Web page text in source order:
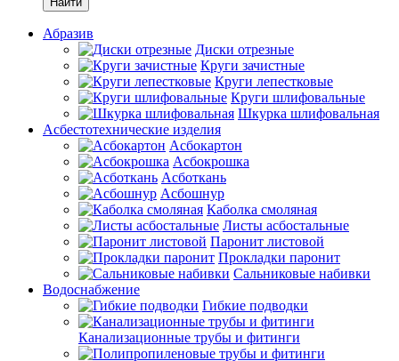
Абразив
Диски отрезные
Круги зачистные
Круги лепестковые
Круги шлифовальные
Шкурка шлифовальная
Асбестотехнические изделия
Асбокартон
Асбокрошка
Асботкань
Асбошнур
Каболка смоляная
Листы асбостальные
Паронит листовой
Прокладки паронит
Сальниковые набивки
Водоснабжение
Гибкие подводки
Канализационные трубы и фитинги